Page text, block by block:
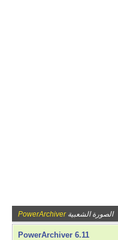
PowerArchiver الصورة الشعبية
PowerArchiver 6.11